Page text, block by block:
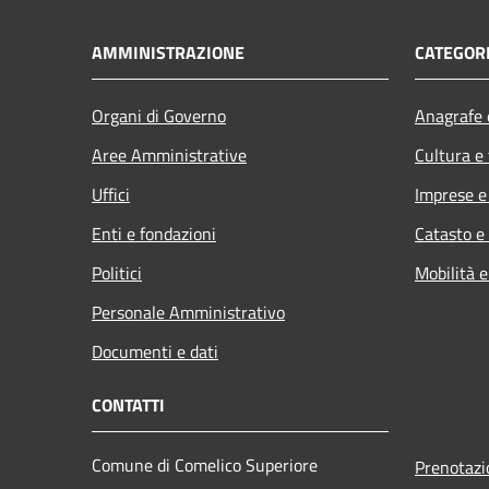
AMMINISTRAZIONE
Organi di Governo
Aree Amministrative
Uffici
Enti e fondazioni
Politici
Personale Amministrativo
Documenti e dati
Cultura
Imprese
Catasto
Mobilità
CONTATTI
Comune di Comelico Superiore